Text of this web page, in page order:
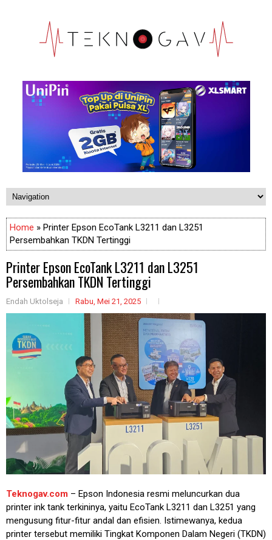
Home » Printer Epson EcoTank L3211 dan L3251
Persembahkan TKDN Tertinggi
Printer Epson EcoTank L3211 dan L3251
Persembahkan TKDN Tertinggi
Endah Uktolseja Rabu, Mei 21, 2025
Teknogav.com – Epson Indonesia resmi meluncurkan dua
printer ink tank terkininya, yaitu EcoTank L3211 dan L3251 yang
mengusung fitur-fitur andal dan efisien. Istimewanya, kedua
printer tersebut memiliki Tingkat Komponen Dalam Negeri (TKDN)